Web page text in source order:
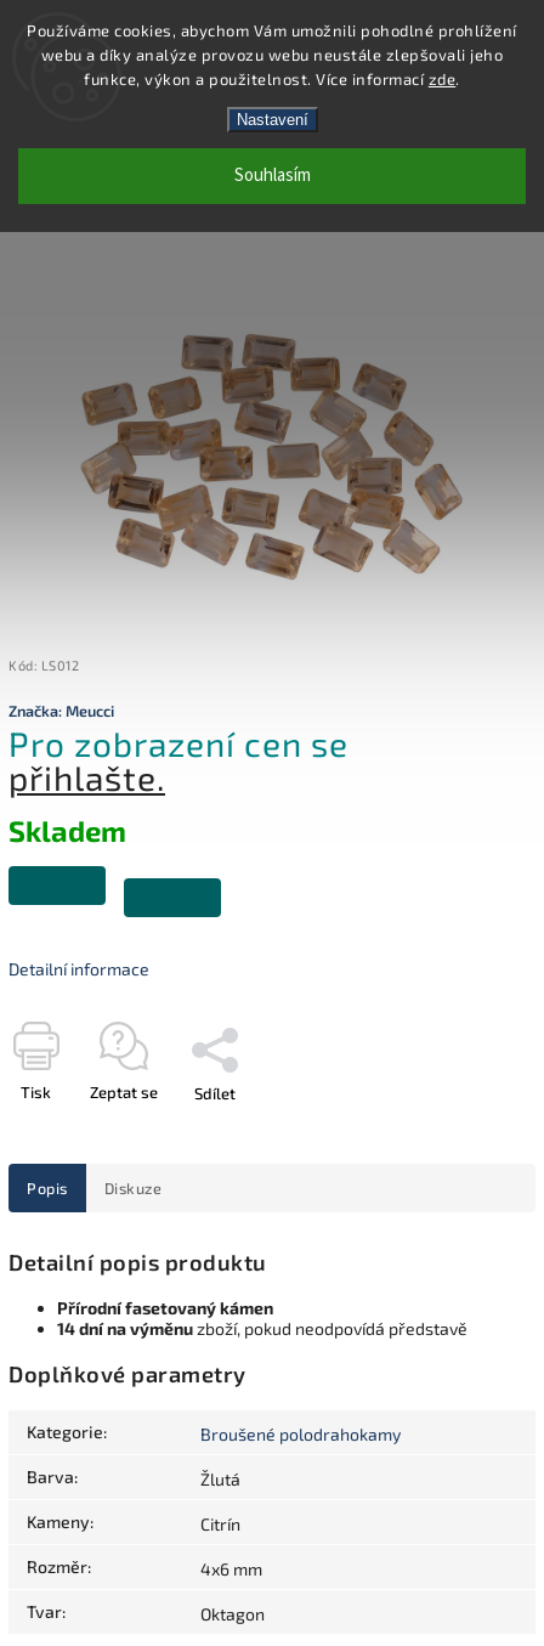
Používáme cookies, abychom Vám umožnili pohodlné prohlížení
webu a díky analýze provozu webu neustále zlepšovali jeho
funkce, výkon a použitelnost. Více informacízde.
Nastavení
Souhlasím
Hledat
LS012 - CITRÍN PŘÍRODNÍ OKTAGON -
Kód: LS012
Značka:Meucci
Pro zobrazení cen se
přihlašte.
Skladem
Detailní informace
Tisk Zeptat se Sdílet
Popis Diskuze
Detailní popis produktu
Přírodní fasetovaný kámen
14 dní na výměnuzboží, pokud neodpovídá představě
Doplňkové parametry
Kategorie: Broušené polodrahokamy
Barva: Žlutá
Kameny: Citrín
Rozměr: 4x6 mm
Tvar: Oktagon